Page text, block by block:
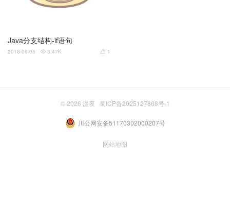
Java分支结构-if语句
 1
2018-06-05  3.47K
© 2026 漫夜 蜀ICP备2025127868号-1
川公网安备51170302000207号
网站地图